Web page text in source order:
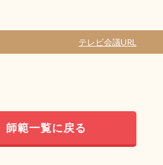
テレビ会議URL
師範一覧に戻る